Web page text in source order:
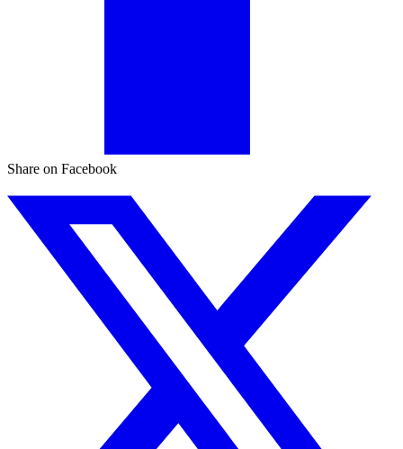
Share on Facebook